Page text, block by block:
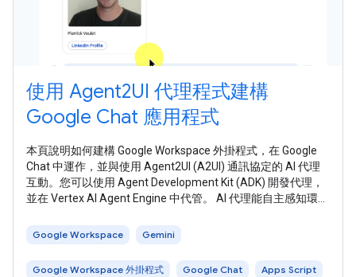
使用 Agent2UI 代理程式建構
Google Chat 應用程式
本頁說明如何建構 Google Workspace 外掛程式，在 Google
Chat 中運作，並與使用 Agent2UI (A2UI) 通訊協定的 AI 代理
互動。您可以使用 Agent Development Kit (ADK) 開發代理，
並在 Vertex AI Agent Engine 中代管。 AI 代理能自主感知環
教學課程中，您將部署基本 AI 代理程式，從工具擷取靜態設
Google Workspace Gemini
Google Workspace 外掛程式 Google Chat Apps Script